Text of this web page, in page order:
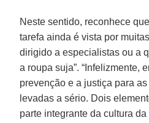
Neste sentido, reconhece
tarefa ainda é vista por
dirigido a especialistas ou a
a roupa suja”. “Infelizmente,
prevenção e a justiça para
levadas a sério. Dois
parte integrante da cultura